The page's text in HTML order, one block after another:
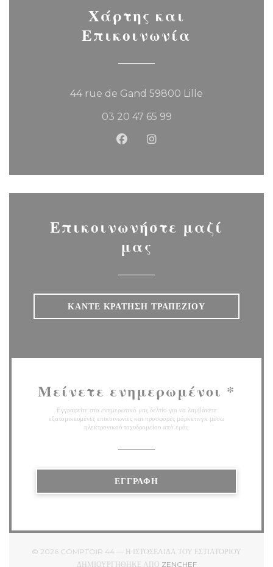
Χάρτης και
Επικοινωνία
44 rue de Gand 59800 Lille
03 20 47 65 99
Facebook ((ανοίγει σε νέο
Instagram ((ανοίγει σε
Επικοινωνήστε μαζί
μας
ΚΆΝΤΕ ΚΡΆΤΗΣΗ ΤΡΑΠΕΖΙΟΎ
Μείνετε ενημερωμένοι *
Εγγραφείτε στο ενημερωτικό μας δελτίο για να λαμβάνετε
εξατομικευμένες επικοινωνίες και προσφορές μάρκετινγκ μέσω
ηλεκτρονικού ταχυδρομείου από εμάς.
ΕΓΓΡΑΦΉ
© 2026 COMPTOIR 44 — Η ΙΣΤΟΣΕΛΊΔΑ ΤΟΥ ΕΣΤΙΑΤΟΡΊΟΥ
ΔΗΜΙΟΥΡΓΉΘΗΚΕ ΑΠΌ ZENCHEF((ΑΝΟΊΓΕΙ ΣΕ ΝΈΟ